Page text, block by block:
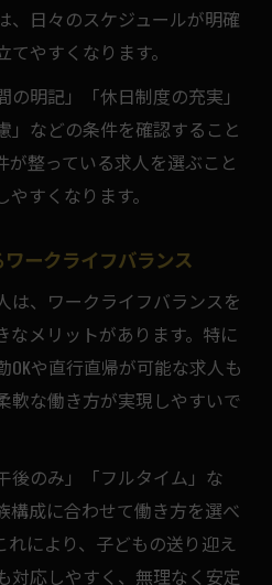
、日々のスケジュールが明確
やすくなります。
明記」「休日制度の充実」
」などの条件を確認すること
が整っている求人を選ぶこと
すくなります。
ークライフバランス
は、ワークライフバランスを
なメリットがあります。特に
OKや直行直帰が可能な求人も
軟な働き方が実現しやすいで
後のみ」「フルタイム」な
構成に合わせて働き方を選べ
により、子どもの送り迎え
対応しやすく、無理なく安定